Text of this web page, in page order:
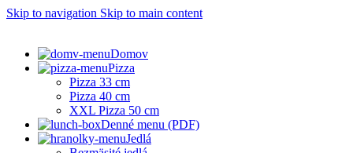
Skip to navigation Skip to main content
Domov
Pizza
Pizza 33 cm
Pizza 40 cm
XXL Pizza 50 cm
Denné menu (PDF)
Jedlá